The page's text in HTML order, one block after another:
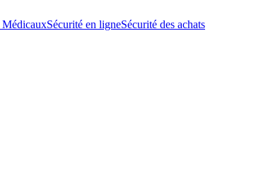
MédicauxSécurité en ligneSécurité des achats